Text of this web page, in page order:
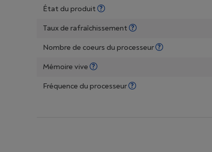
État du produit
Taux de rafraîchissement
Nombre de coeurs du processeur
Mémoire vive
Fréquence du processeur